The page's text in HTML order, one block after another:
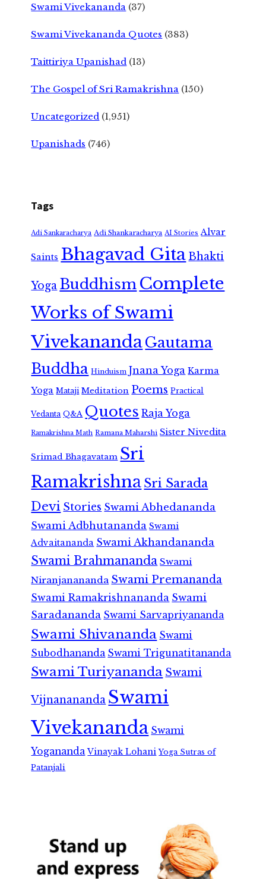
Swami Vivekananda (37)
Swami Vivekananda Quotes (383)
Taittiriya Upanishad (13)
The Gospel of Sri Ramakrishna (150)
Uncategorized (1,951)
Upanishads (746)
Tags
Adi Sankaracharya Adi Shankaracharya AI Stories Alvar
Saints Bhagavad GitaBhakti
Yoga Buddhism Complete
Works of Swami
VivekanandaGautama
Buddha Hinduism Jnana Yoga Karma
Yoga Mataji Meditation Poems Practical
Vedanta Q&A Quotes Raja Yoga
Ramakrishna Math Ramana Maharshi Sister Nivedita
Srimad Bhagavatam Sri
RamakrishnaSri Sarada
Devi Stories Swami Abhedananda
Swami Adbhutananda Swami
Advaitananda Swami Akhandananda
Swami Brahmananda Swami
Niranjanananda Swami Premananda
Swami Ramakrishnananda Swami
Saradananda Swami Sarvapriyananda
Swami Shivananda Swami
Subodhananda Swami Trigunatitananda
Swami Turiyananda Swami
Vijnanananda Swami
Vivekananda Swami
Yogananda Vinayak Lohani Yoga Sutras of
Patanjali